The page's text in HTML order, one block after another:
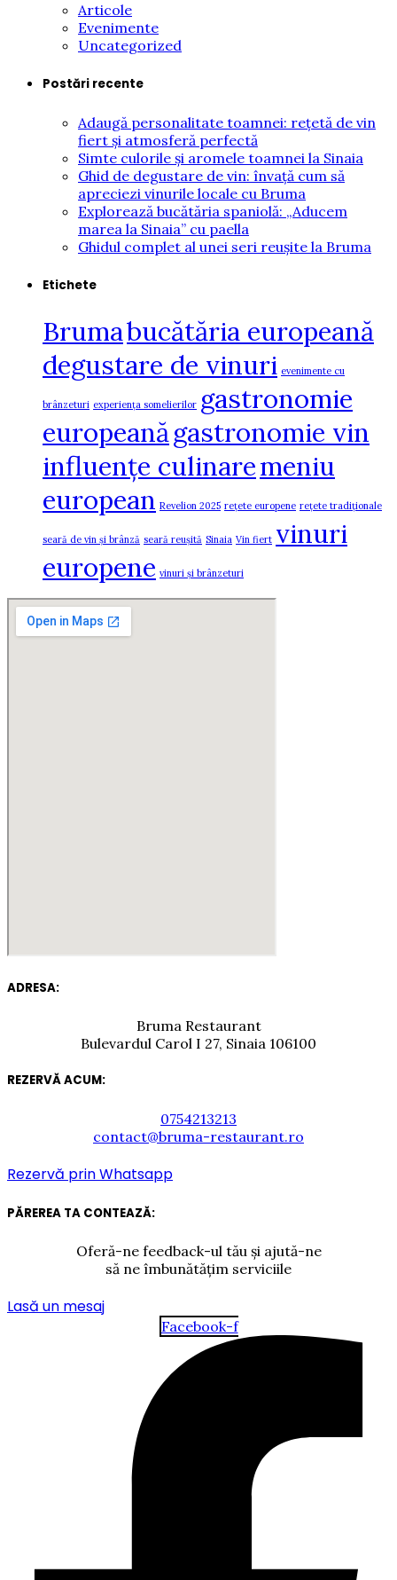
Articole
Evenimente
Uncategorized
Postări recente
Adaugă personalitate toamnei: rețetă de vin
fiert și atmosferă perfectă
Simte culorile și aromele toamnei la Sinaia
Ghid de degustare de vin: învață cum să
apreciezi vinurile locale cu Bruma
Explorează bucătăria spaniolă: „Aducem
marea la Sinaia” cu paella
Ghidul complet al unei seri reușite la Bruma
Etichete
Brumabucătăria europeană
degustare de vinuri evenimente cu
brânzeturi experiența somelierilor gastronomie
europeanăgastronomie vin
influențe culinaremeniu
european Revelion 2025 rețete europene rețete tradiționale
seară de vin și brânză seară reușită Sinaia Vin fiert vinuri
europene vinuri și brânzeturi
ADRESA:
Bruma Restaurant
Bulevardul Carol I 27, Sinaia 106100
REZERVĂ ACUM:
0754213213
contact@bruma-restaurant.ro
Rezervă prin Whatsapp
PĂREREA TA CONTEAZĂ:
Oferă-ne feedback-ul tău și ajută-ne
să ne îmbunătățim serviciile
Lasă un mesaj
Facebook-f